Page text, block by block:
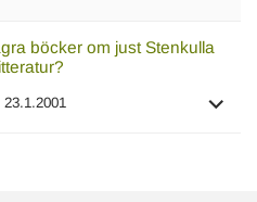
böcker om just Stenkulla
23.1.2001